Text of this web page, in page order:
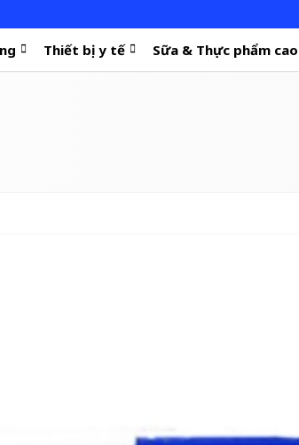
Thiết bị y tế Sữa & Thực phẩm